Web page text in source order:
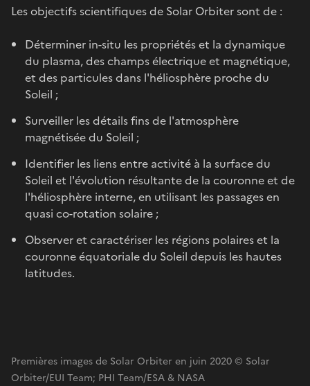
Les objectifs scientifiques de Solar Orbiter sont de :
Déterminer in-situ les propriétés et la dynamique
du plasma, des champs électrique et magnétique,
et des particules dans l'héliosphère proche du
Soleil ;
Surveiller les détails fins de l'atmosphère
magnétisée du Soleil ;
Identifier les liens entre activité à la surface du
Soleil et l'évolution résultante de la couronne et de
l'héliosphère interne, en utilisant les passages en
quasi co-rotation solaire ;
Observer et caractériser les régions polaires et la
couronne équatoriale du Soleil depuis les hautes
latitudes.
Premières images de Solar Orbiter en juin 2020 © Solar
Orbiter/EUI Team; PHI Team/ESA & NASA